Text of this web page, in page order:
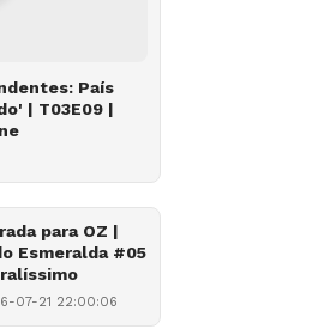
País
| T03E09 |
para OZ |
Esmeralda #05
07-21 22:00:06